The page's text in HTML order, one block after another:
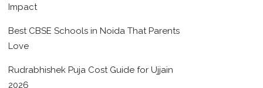
Impact
Best CBSE Schools in Noida That Parents
Love
Rudrabhishek Puja Cost Guide for Ujjain
2026